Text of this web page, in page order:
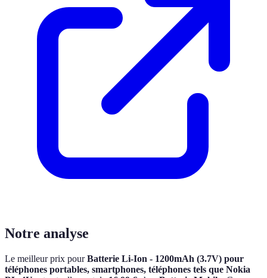
Notre analyse
Le meilleur prix pourBatterie Li-Ion - 1200mAh (3.7V) pour
téléphones portables, smartphones, téléphones tels que Nokia